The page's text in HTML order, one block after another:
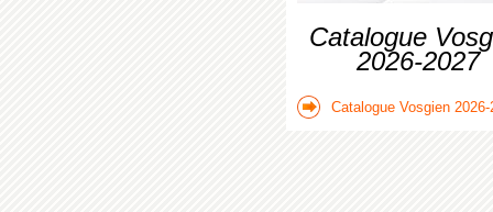
Catalogue
2026-2027
Catalogue Vosgien 2026-